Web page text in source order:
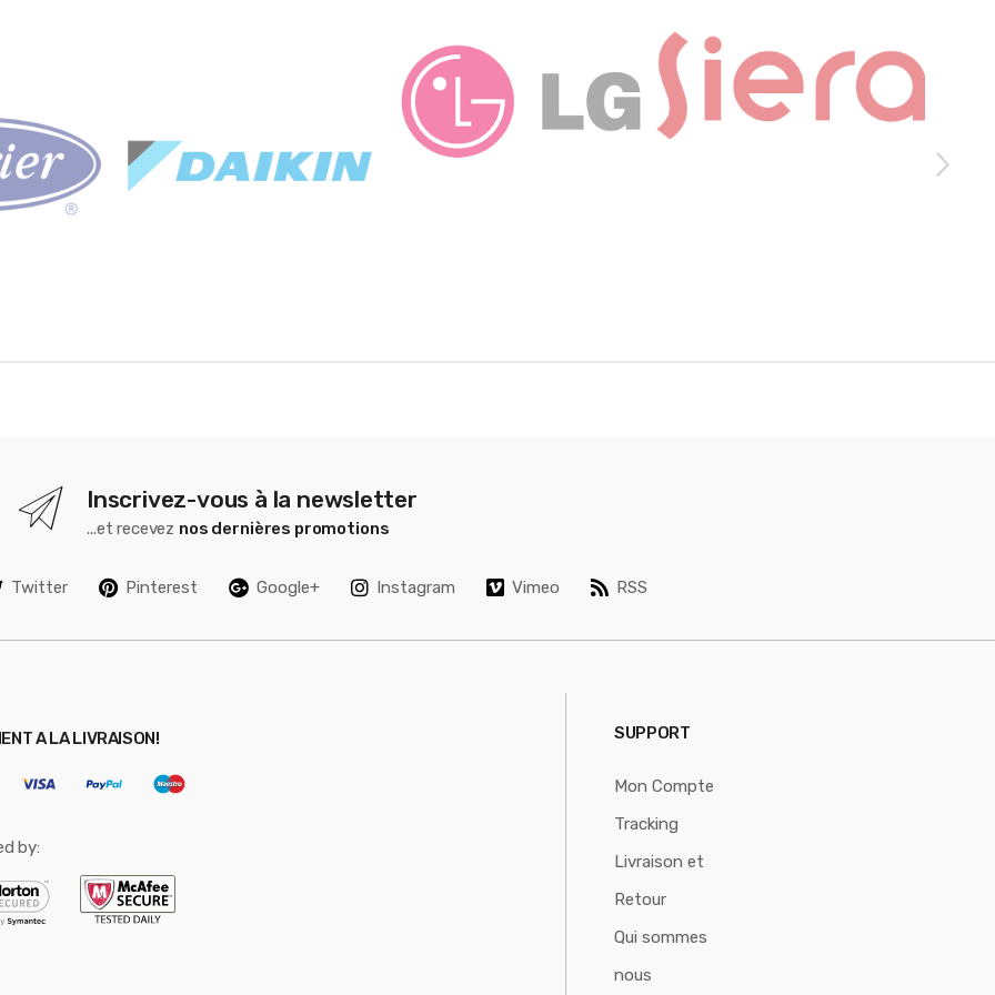
Inscrivez-vous à la newsletter
...et recevez nos dernières promotions
Twitter Pinterest Google+ Instagram Vimeo RSS
A LA LIVRAISON!
by:
SUPPORT
Mon Compte
Tracking
Livraison et
Retour
Qui sommes
nous